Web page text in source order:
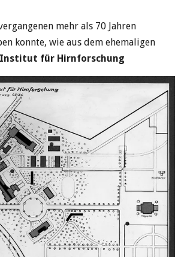
mehr als 70 Jahren
konnte, wie aus dem ehemaligen
für Hirnforschung